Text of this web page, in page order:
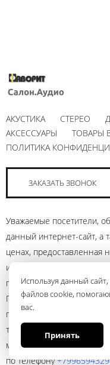
Используя данный
файлов cookie,
вас.
Принять
АКУСТИКА СТЕРЕО
АКСЕССУАРЫ
ТОВАРЫ
ПОЛИТИКА
ЗАКАЗАТЬ ЗВОНОК
Уважаемые посетители,
данный интернет-сайт, а
ценах, предоставленная
информационный
публичной офертой,
Гражданского кодекса
подробной информации о
товаров и (или) услуг,
магазина с помощью
по телефону